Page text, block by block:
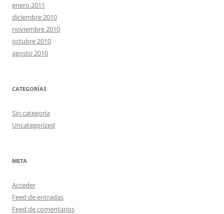
enero 2011
diciembre 2010
noviembre 2010
octubre 2010
agosto 2010
CATEGORÍAS
Sin categoría
Uncategorized
META
Acceder
Feed de entradas
Feed de comentarios